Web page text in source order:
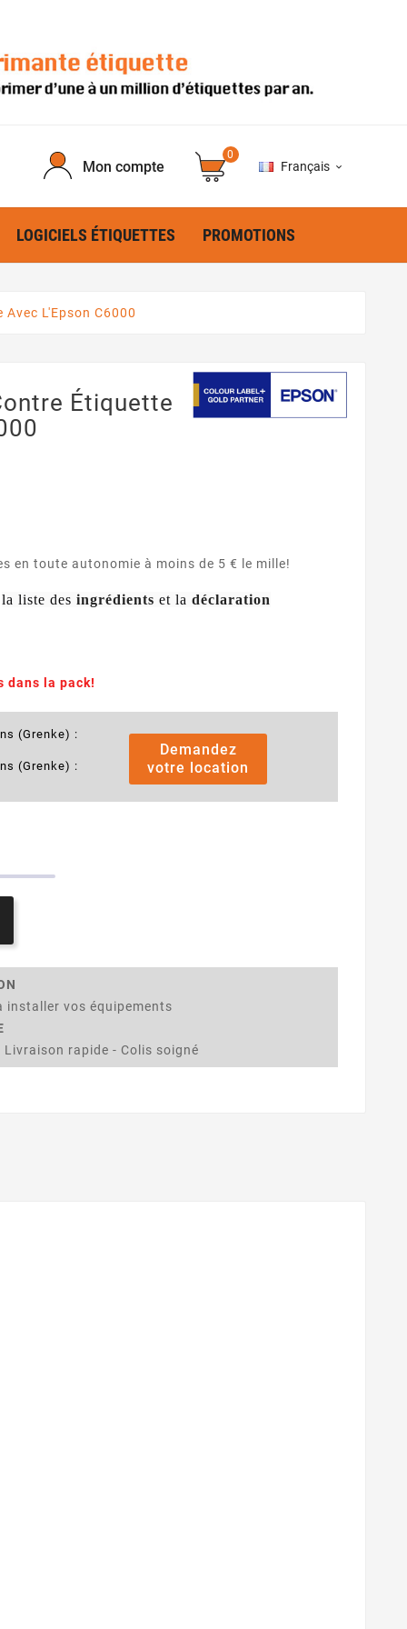
Mon compte
0
Français 
LOGICIELS ÉTIQUETTES PROMOTIONS
L'Epson C6000
Étiquette
en toute autonomie à moins de 5 € le mille!
la liste des ingrédients et la déclaration
dans la pack!
(Grenke) :
(Grenke) :
Demandez
votre location
installer vos équipements
rapide - Colis soigné